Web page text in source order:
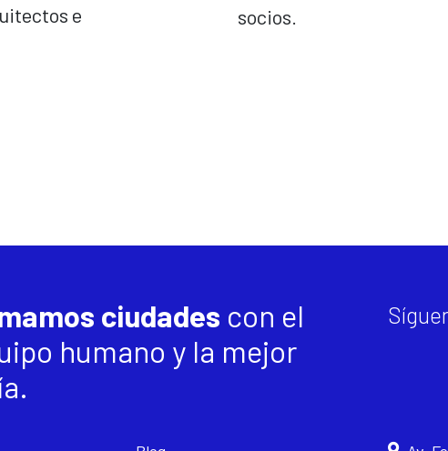
e
socios.
ciudades con el
humano y la mejor